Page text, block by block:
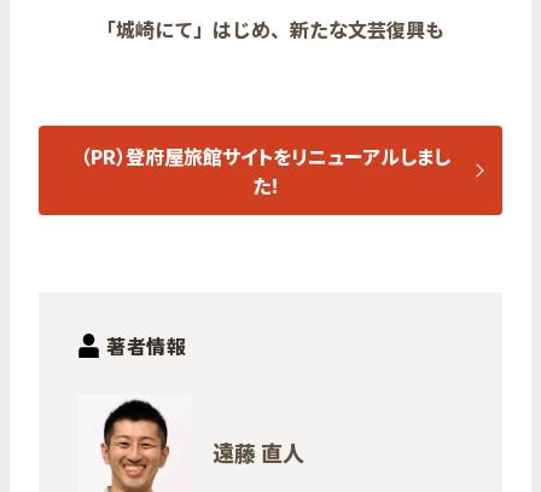
「城崎にて」はじめ、新たな文芸復興も
（PR）登府屋旅館サイトをリニューアルしまし
た！
著者情報
遠藤 直人